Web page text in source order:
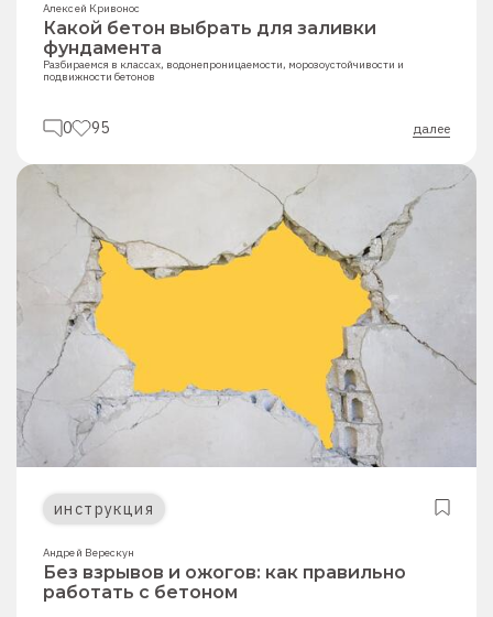
Алексей Кривонос
Какой бетон выбрать для заливки
фундамента
Разбираемся в классах, водонепроницаемости, морозоустойчивости и
подвижности бетонов
0 95 далее
инструкция
Андрей Верескун
Без взрывов и ожогов: как правильно
работать с бетоном